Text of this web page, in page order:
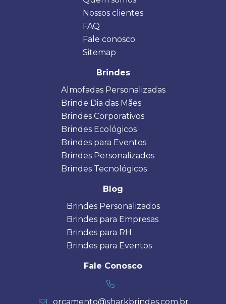
Nossos clientes
FAQ
Fale conosco
Sitemap
Brindes
Almofadas Personalizadas
Brinde Dia das Mães
Brindes Corporativos
Brindes Ecológicos
Brindes para Eventos
Brindes Personalizados
Brindes Tecnológicos
Blog
Brindes Personalizados
Brindes para Empresas
Brindes para RH
Brindes para Eventos
Fale Conosco
orcamento@sharkbrindes.com.br